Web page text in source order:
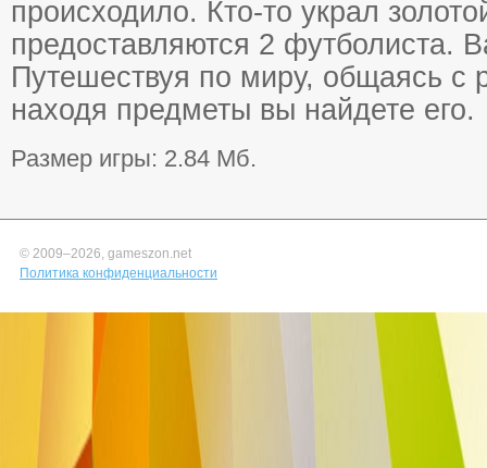
происходило. Кто-то украл
предоставляются 2 футболиста.
Путешествуя по миру, общаясь
находя предметы вы найдете его.
Размер игры: 2.84 Мб.
© 2009–2026, gameszon.net
Политика конфиденциальности